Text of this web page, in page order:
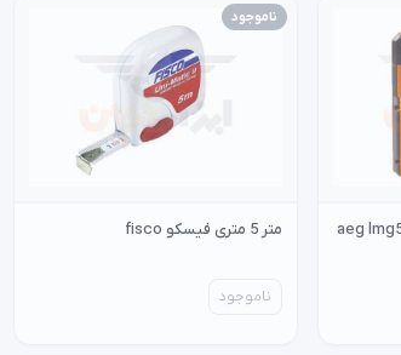
ناموجود
متر 5 متری فیسکو fisco
ناموجود